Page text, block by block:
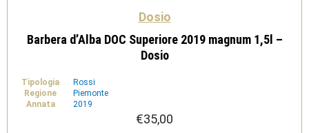
Dosio
Barbera d’Alba DOC Superiore 2019 magnum 1,5l –
Dosio
Tipologia
Rossi
Regione
Piemonte
Annata
2019
€35,00